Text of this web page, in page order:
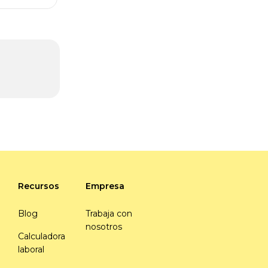
Recursos
Blog
Calculadora
laboral
Empresa
Trabaja con
nosotros